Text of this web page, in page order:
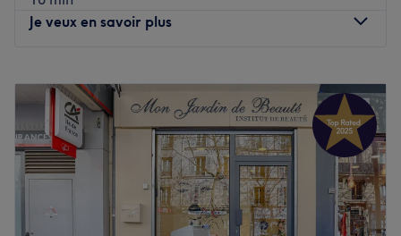
Je veux en savoir plus
Mardi
19:30
Mercredi
10:00– 19:30
Jeudi
10:00 –19:30
Vendredi
10:00
19:30
Samedi
10:00
19:30
10:00 18:00